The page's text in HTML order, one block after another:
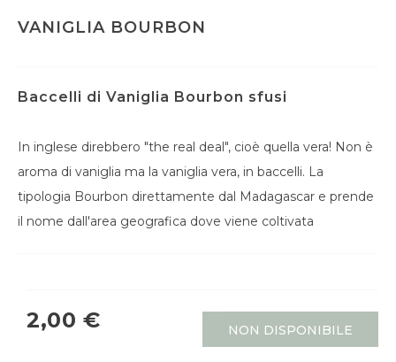
VANIGLIA BOURBON
Baccelli di Vaniglia Bourbon sfusi
In inglese direbbero "the real deal", cioè quella vera! Non è
aroma di vaniglia ma la vaniglia vera, in baccelli. La
tipologia Bourbon direttamente dal Madagascar e prende
il nome dall'area geografica dove viene coltivata
2,00 € NON DISPONIBILE